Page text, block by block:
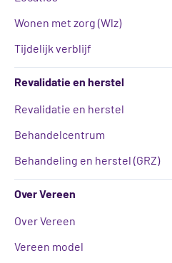
Wonen met zorg (Wlz)
Tijdelijk verblijf
Revalidatie en herstel
Revalidatie en herstel
Behandelcentrum
Behandeling en herstel (GRZ)
Over Vereen
Over Vereen
Vereen model